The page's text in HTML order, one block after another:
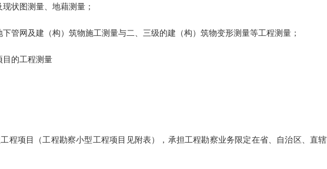
状图测量、地藉测量；
下管网及建（构）筑物施工测量与二、三级的建（构）筑物变形测量等工程测量；
目的工程测量
程项目（工程勘察小型工程项目见附表），承担工程勘察业务限定在省、自治区、直